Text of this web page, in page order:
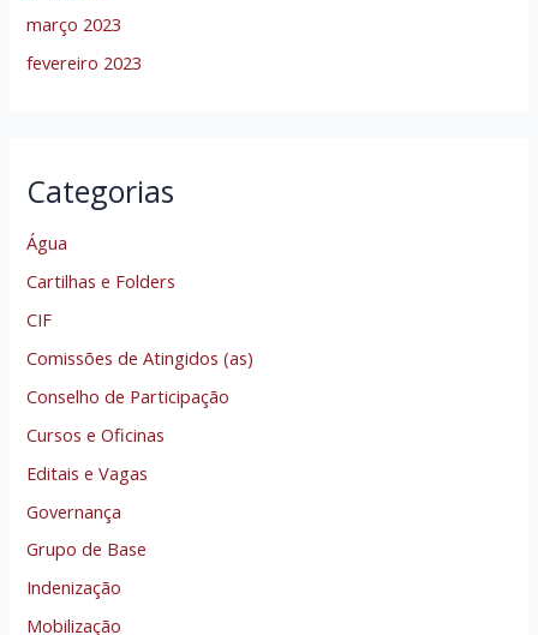
março 2023
fevereiro 2023
Categorias
Água
Cartilhas e Folders
CIF
Comissões de Atingidos (as)
Conselho de Participação
Cursos e Oficinas
Editais e Vagas
Governança
Grupo de Base
Indenização
Mobilização